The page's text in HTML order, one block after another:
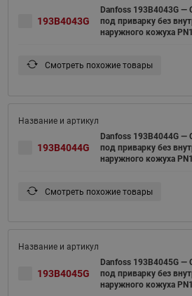
193B4043G
Danfoss 193B4043G —
под приварку без
наружного кожуха
Смотреть похожие товары
193B4044G
Danfoss 193B4044G —
под приварку без
наружного кожуха
Смотреть похожие товары
193B4045G
Danfoss 193B4045G —
под приварку без
наружного кожуха